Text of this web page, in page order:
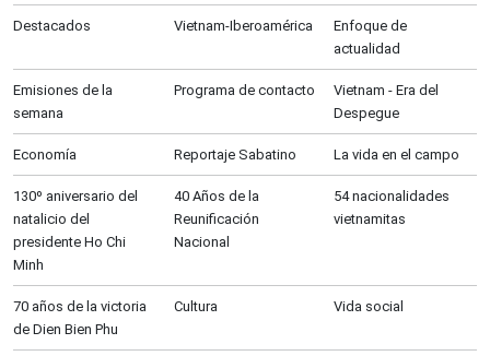
Destacados Vietnam-Iberoamérica
Enfoque de
actualidad
Emisiones de la
semana
Programa de contacto
Vietnam - Era del
Despegue
Economía Reportaje Sabatino La vida en el campo
130º aniversario del
natalicio del
presidente Ho Chi
Minh
40 Años de la
Reunificación
Nacional
54 nacionalidades
vietnamitas
70 años de la victoria
de Dien Bien Phu
Cultura Vida social